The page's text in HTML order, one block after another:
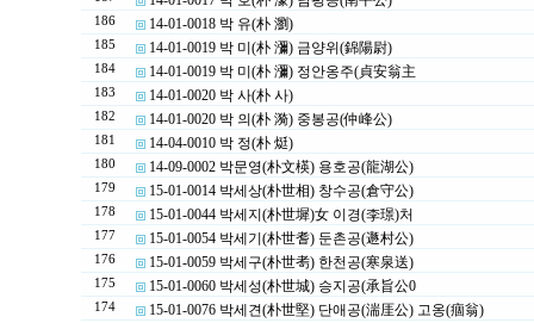
186 14-01-0018 박 유(朴 瀏)
185 14-01-0019 박 미(朴 瀰) 금양위(錦陽尉)
184 14-01-0019 박 미(朴 瀰) 정안옹주(貞安翁主
183 14-01-0020 박 사(朴 사)
182 14-01-0020 박 의(朴 漪) 중봉공(仲峰公)
181 14-04-0010 박 정(朴 烶)
180 14-09-0002 박문영(朴文楧) 용호공(龍湖公)
179 15-01-0014 박세상(朴世相) 창수공(倉守公)
178 15-01-0044 박세지(朴世墀)女 이경(李璟)처
177 15-01-0054 박세기(朴世耆) 둔촌공(遯村公)
176 15-01-0059 박세구(朴世耉) 한천공(寒泉送)
175 15-01-0060 박세성(朴世城) 승지공(承旨公0
174 15-01-0076 박세견(朴世堅) 단애공(湍厓公) 고옹(痼翁)